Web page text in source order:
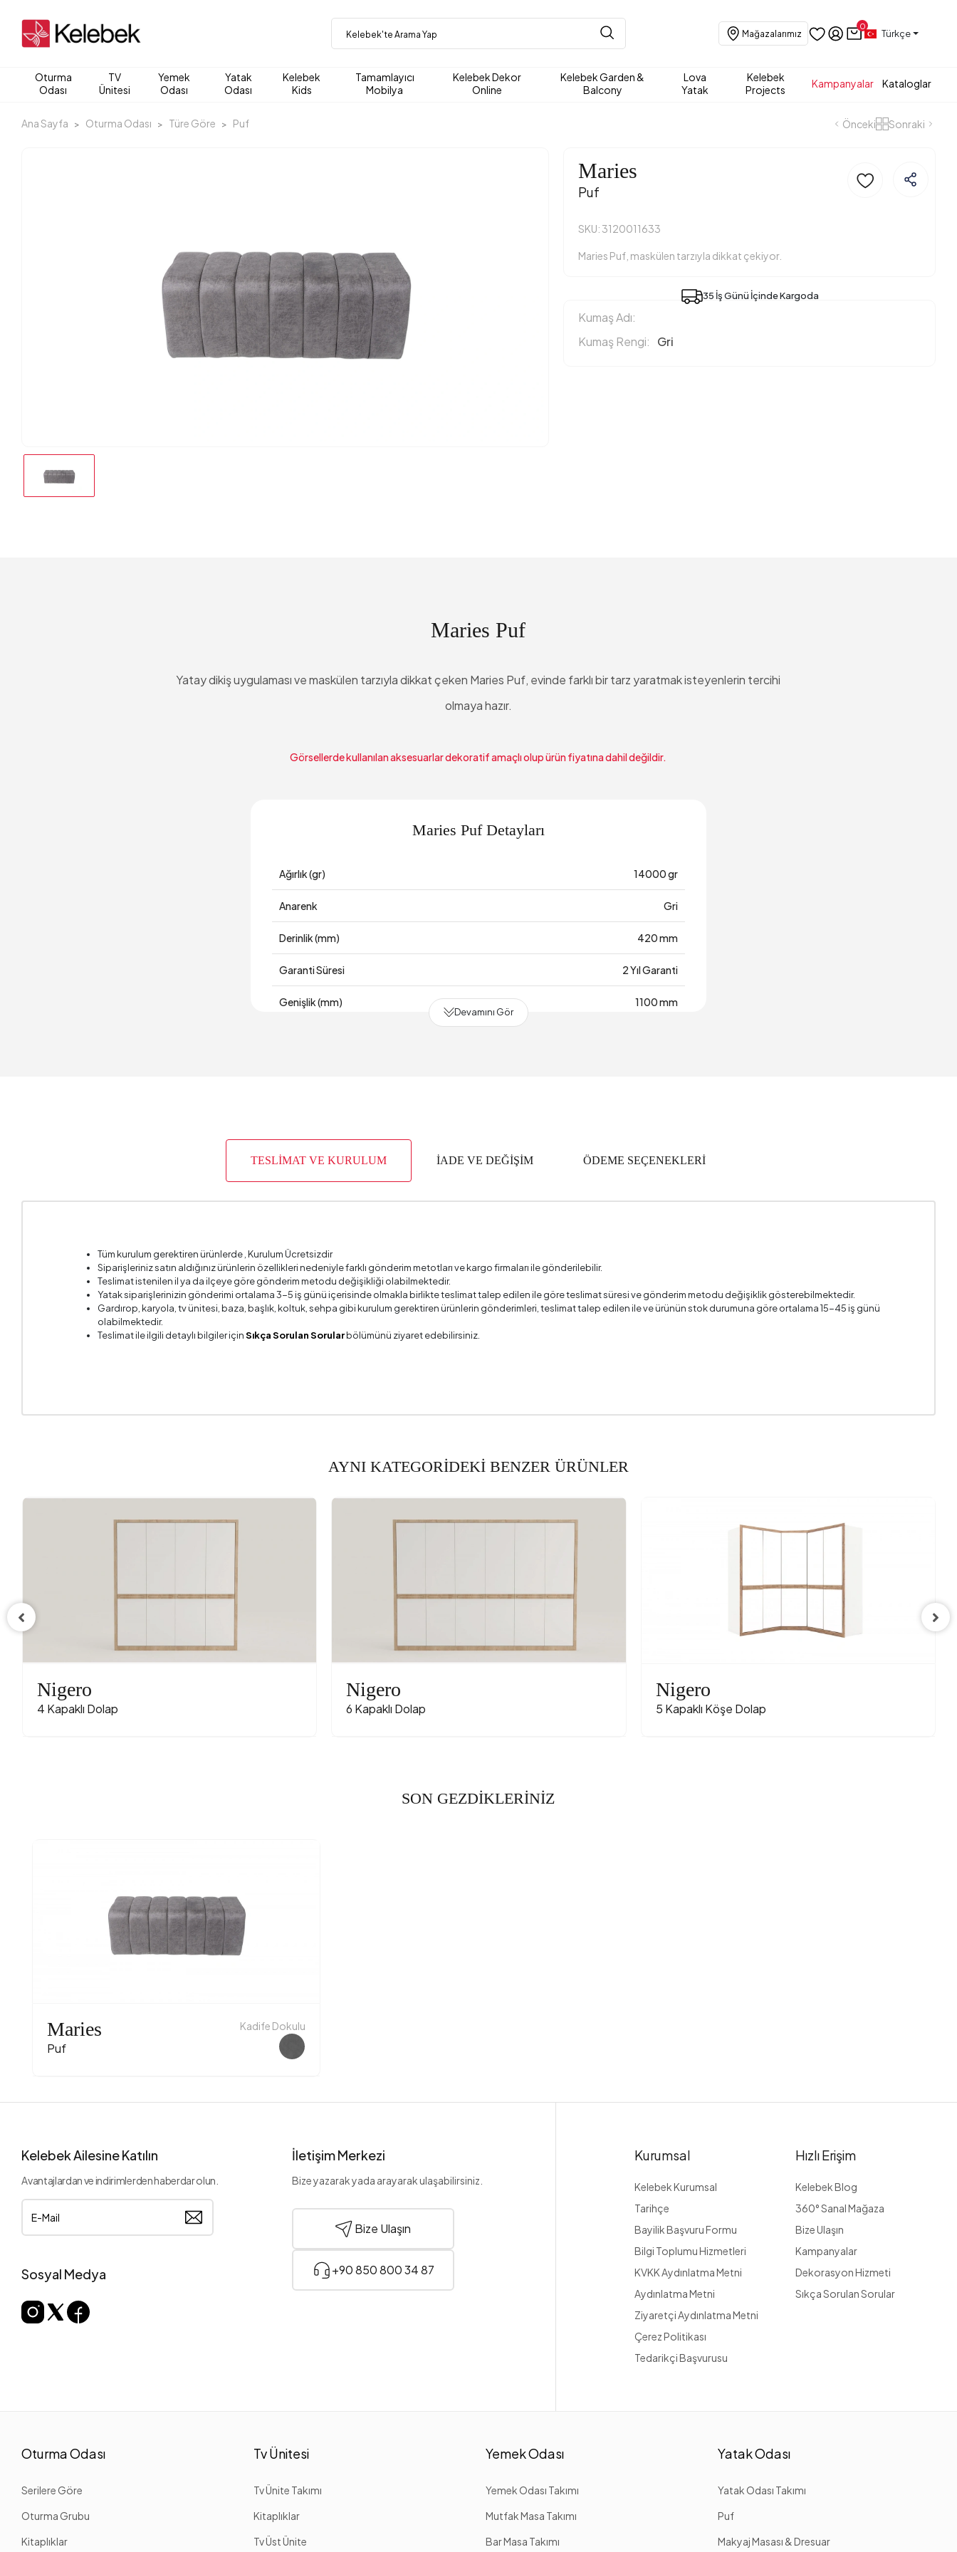
Mağazalarımız
0
Türkçe
Oturma
Odası
TV
Ünitesi
Yemek
Odası
Yatak
Odası
Kelebek
Kids
Tamamlayıcı
Mobilya
Kelebek Dekor
Online
Kelebek Garden &
Balcony
Lova
Yatak
Kelebek
Projects
Kampanyalar Kataloglar
Ana Sayfa Oturma Odası Türe Göre Puf Önceki Sonraki
Maries
Puf
SKU: 3120011633
Maries Puf, maskülen tarzıyla dikkat çekiyor.
35 İş Günü İçinde Kargoda
Kumaş Adı:
Kumaş Rengi:
Gri
Maries Puf
Yatay dikiş uygulaması ve maskülen tarzıyla dikkat çeken Maries Puf, evinde farklı bir tarz yaratmak isteyenlerin tercihi
olmaya hazır.
Görsellerde kullanılan aksesuarlar dekoratif amaçlı olup ürün fiyatına dahil değildir.
Maries Puf Detayları
Ağırlık (gr) 14000 gr
Anarenk Gri
Derinlik (mm) 420 mm
Garanti Süresi 2 Yıl Garanti
Genişlik (mm) 1100 mm
Kumaş Adı Kadife Dokulu
Devamını Gör
TESLİMAT VE KURULUM İADE VE DEĞİŞİM ÖDEME SEÇENEKLERİ
Tüm kurulum gerektiren ürünlerde , Kurulum Ücretsizdir
Siparişleriniz satın aldığınız ürünlerin özellikleri nedeniyle farklı gönderim metotları ve kargo firmaları ile gönderilebilir.
Teslimat istenilen il ya da ilçeye göre gönderim metodu değişikliği olabilmektedir.
Yatak siparişlerinizin gönderimi ortalama 3-5 iş günü içerisinde olmakla birlikte teslimat talep edilen ile göre teslimat süresi ve gönderim metodu değişiklik gösterebilmektedir.
Gardırop, karyola, tv ünitesi, baza, başlık, koltuk, sehpa gibi kurulum gerektiren ürünlerin gönderimleri, teslimat talep edilen ile ve ürünün stok durumuna göre ortalama 15-45 iş günü
olabilmektedir.
Teslimat ile ilgili detaylı bilgiler içinSıkça Sorulan Sorularbölümünü ziyaret edebilirsiniz.
AYNI KATEGORİDEKİ BENZER ÜRÜNLER
Nigero
4 Kapaklı Dolap
Nigero
6 Kapaklı Dolap
Nigero
5 Kapaklı Köşe Dolap
SON GEZDİKLERİNİZ
Maries
Puf
Kadife Dokulu
Kelebek Ailesine Katılın
Avantajlardan ve indirimlerden haberdar olun.
Sosyal Medya
İletişim Merkezi
Bize yazarak yada arayarak ulaşabilirsiniz.
Bize Ulaşın
+90 850 800 34 87
Kurumsal
Kelebek Kurumsal
Tarihçe
Bayilik Başvuru Formu
Bilgi Toplumu Hizmetleri
KVKK Aydınlatma Metni
Aydınlatma Metni
Ziyaretçi Aydınlatma Metni
Çerez Politikası
Tedarikçi Başvurusu
Hızlı Erişim
Kelebek Blog
360° Sanal Mağaza
Bize Ulaşın
Kampanyalar
Dekorasyon Hizmeti
Sıkça Sorulan Sorular
Oturma Odası
Serilere Göre
Oturma Grubu
Kitaplıklar
Tv Ünitesi
Tv Ünite Takımı
Kitaplıklar
Tv Üst Ünite
Yemek Odası
Yemek Odası Takımı
Mutfak Masa Takımı
Bar Masa Takımı
Yatak Odası
Yatak Odası Takımı
Puf
Makyaj Masası & Dresuar